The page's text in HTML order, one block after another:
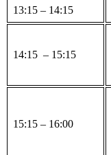
13:15 – 14:15
14:15 – 15:15
15:15 – 16:00